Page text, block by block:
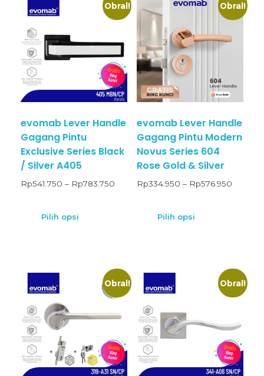
Obral!
evomab Lever Handle
Gagang Pintu
Exclusive Series Black
/ Silver A405
Rp541.750 – Rp783.750
Pilih opsi
Obral!
evomab Lever Handle
Gagang Pintu Modern
Novus Series 604
Rose Gold & Silver
Rp334.950 – Rp576.950
Pilih opsi
Obral! Obral!